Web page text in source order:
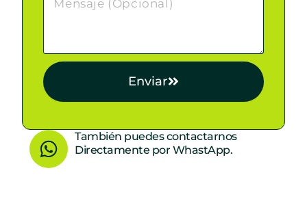
Enviar
W
h
También puedes contactarnos
Directamente por WhastApp.